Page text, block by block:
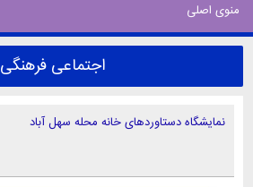
منوی اصلی
اجتماعی فرهنگی
نمایشگاه دستاوردهای خانه محله سهل آباد